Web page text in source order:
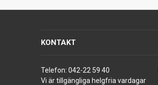
KONTAKT
Telefon: 042-22 59 40
Vi är tillgängliga helgfria vardagar